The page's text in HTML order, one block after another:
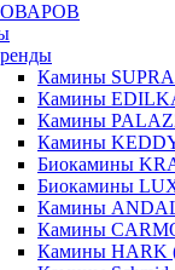
Камины
Камины
Камины
Камины
Биокамины
Биокамины
Камины
Камины
Камины HARK